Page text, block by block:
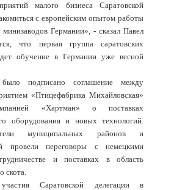
малого бизнеса Саратовской
с европейским опытом работы
Германии», - сказал Павел
что первая группа саратовских
обучение в Германии уже весной
подписано соглашение между
«Птицефабрика Михайловская»
«Хартман» о поставках
оборудования и новых технологий.
муниципальных районов и
провели переговоры с немецкими
и поставках в область
скота.
Саратовской делегации в